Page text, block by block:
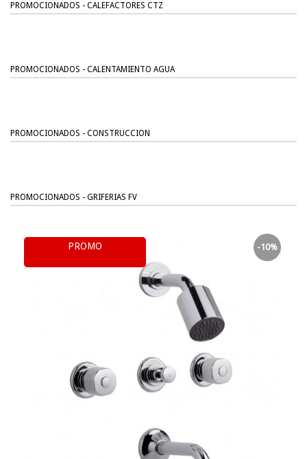
PROMOCIONADOS - CALEFACTORES CTZ
PROMOCIONADOS - CALENTAMIENTO AGUA
PROMOCIONADOS - CONSTRUCCION
PROMOCIONADOS - GRIFERIAS FV
PROMO -10%